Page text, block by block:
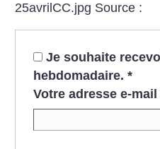
25avrilCC.jpg Source :
Je souhaite
hebdomadaire. *
Votre adresse e-mail